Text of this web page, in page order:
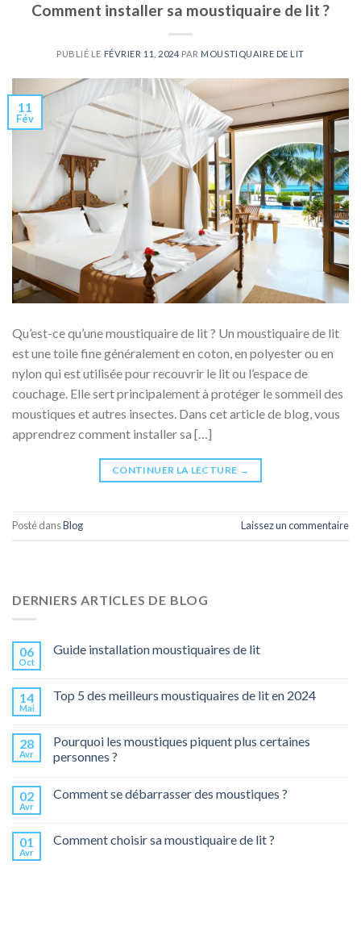
Comment installer sa moustiquaire de lit ?
PUBLIÉ LE FÉVRIER 11, 2024 PAR MOUSTIQUAIRE DE LIT
11
Fév
Qu’est-ce qu’une moustiquaire de lit ? Un moustiquaire de lit
est une toile fine généralement en coton, en polyester ou en
nylon qui est utilisée pour recouvrir le lit ou l’espace de
couchage. Elle sert principalement à protéger le sommeil des
moustiques et autres insectes. Dans cet article de blog, vous
apprendrez comment installer sa […]
CONTINUER LA LECTURE →
Posté dansBlog Laissez un commentaire
DERNIERS ARTICLES DE BLOG
06
Oct
Guide installation moustiquaires de lit
14
Mai
Top 5 des meilleurs moustiquaires de lit en 2024
28
Avr
Pourquoi les moustiques piquent plus certaines
personnes ?
02
Avr
Comment se débarrasser des moustiques ?
01
Avr
Comment choisir sa moustiquaire de lit ?